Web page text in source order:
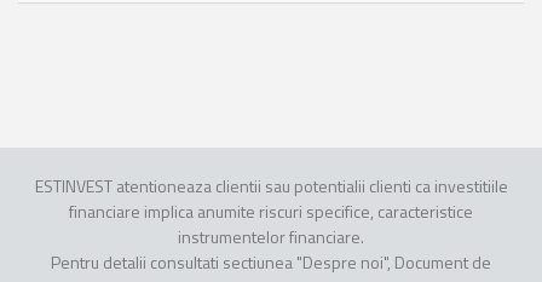
ESTINVEST atentioneaza clientii sau potentialii clienti ca investitiile
financiare implica anumite riscuri specifice, caracteristice
instrumentelor financiare.
Pentru detalii consultati sectiunea "Despre noi", Document de